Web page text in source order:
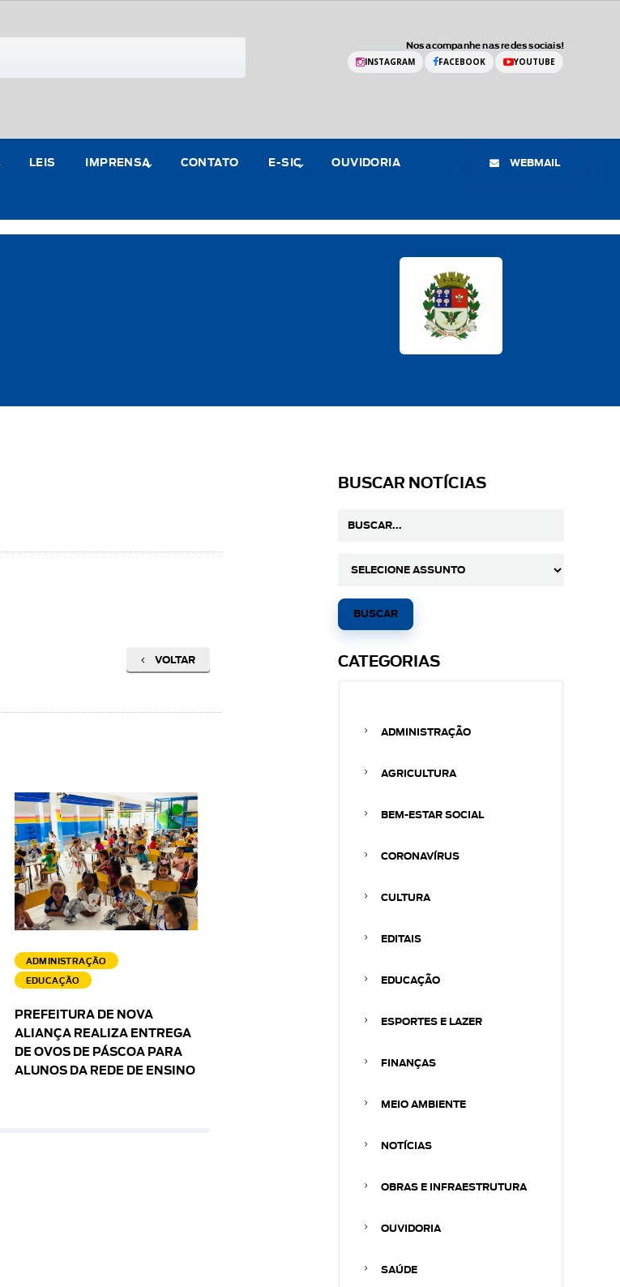
Nos acompanhe nas redes sociais!
INSTAGRAM FACEBOOK YOUTUBE
LEIS IMPRENSA CONTATO E-SIC OUVIDORIA WEBMAIL
VOLTAR
ADMINISTRAÇÃO
EDUCAÇÃO
PREFEITURA DE NOVA
ALIANÇA REALIZA ENTREGA
DE OVOS DE PÁSCOA PARA
ALUNOS DA REDE DE ENSINO
BUSCAR NOTÍCIAS
CATEGORIAS
ADMINISTRAÇÃO
AGRICULTURA
BEM-ESTAR SOCIAL
CORONAVÍRUS
CULTURA
EDITAIS
EDUCAÇÃO
ESPORTES E LAZER
FINANÇAS
MEIO AMBIENTE
NOTÍCIAS
OBRAS E INFRAESTRUTURA
OUVIDORIA
SAÚDE